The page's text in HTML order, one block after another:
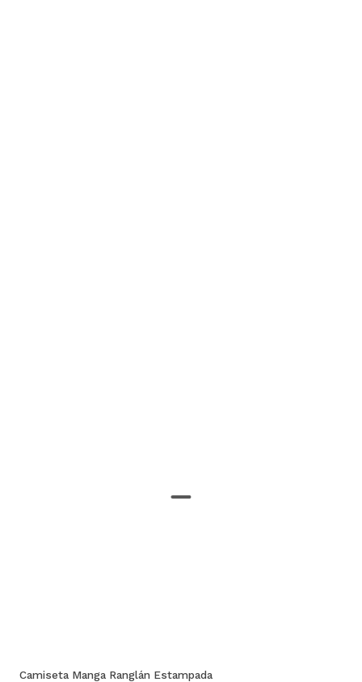
Camiseta Manga Ranglán Estampada